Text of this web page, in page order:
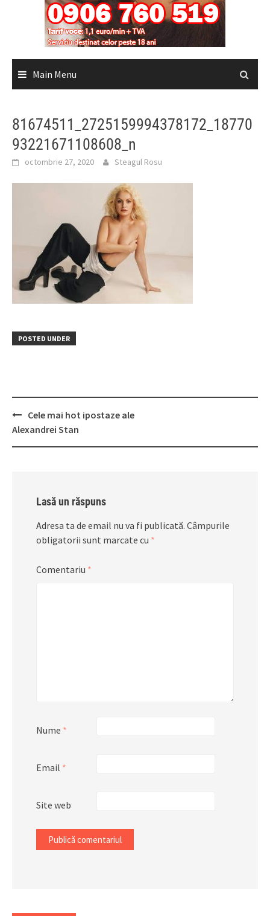
Main Menu
81674511_2725159994378172_18770
93221671108608_n
octombrie 27, 2020 Steagul Rosu
POSTED UNDER
Post
navigation
Cele mai hot ipostaze ale
Alexandrei Stan
Lasă un răspuns
Adresa ta de email nu va fi publicată. Câmpurile
obligatorii sunt marcate cu *
Comentariu *
Nume *
Email *
Site web